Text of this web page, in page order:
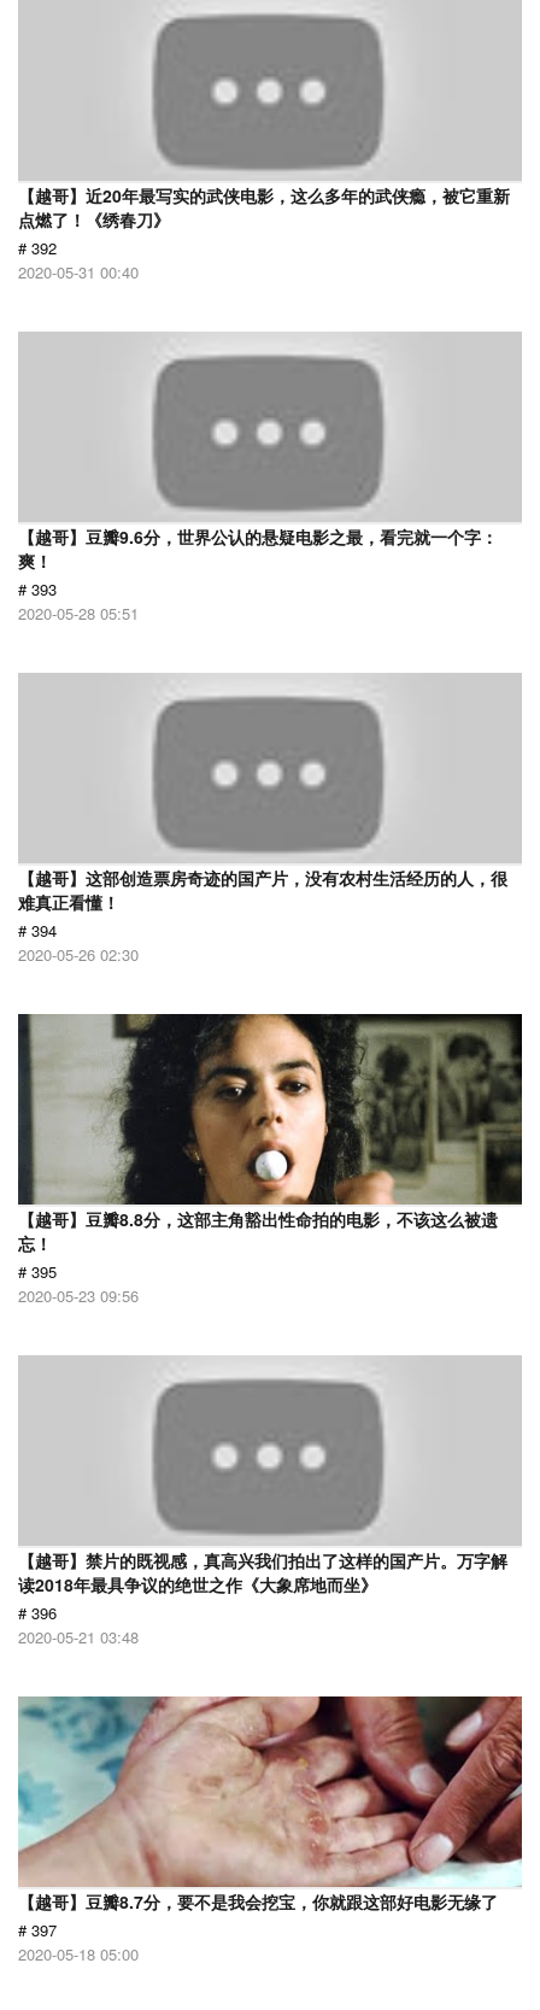
【越哥】近20年最写实的武侠电影，这么多年的武侠瘾，被它重新
点燃了！《绣春刀》
# 392
2020-05-31 00:40
【越哥】豆瓣9.6分，世界公认的悬疑电影之最，看完就一个字：
爽！
# 393
2020-05-28 05:51
【越哥】这部创造票房奇迹的国产片，没有农村生活经历的人，很
难真正看懂！
# 394
2020-05-26 02:30
【越哥】豆瓣8.8分，这部主角豁出性命拍的电影，不该这么被遗
忘！
# 395
2020-05-23 09:56
【越哥】禁片的既视感，真高兴我们拍出了这样的国产片。万字解
读2018年最具争议的绝世之作《大象席地而坐》
# 396
2020-05-21 03:48
【越哥】豆瓣8.7分，要不是我会挖宝，你就跟这部好电影无缘了
# 397
2020-05-18 05:00